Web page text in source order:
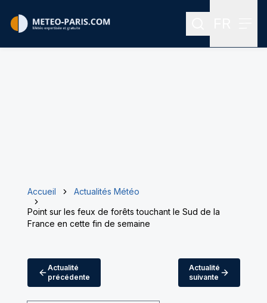
Rechercher
Accueil
Actualités Météo
Point sur les feux de forêts touchant le Sud de la
France en cette fin de semaine
Actualité
précédente
Actualité
suivante